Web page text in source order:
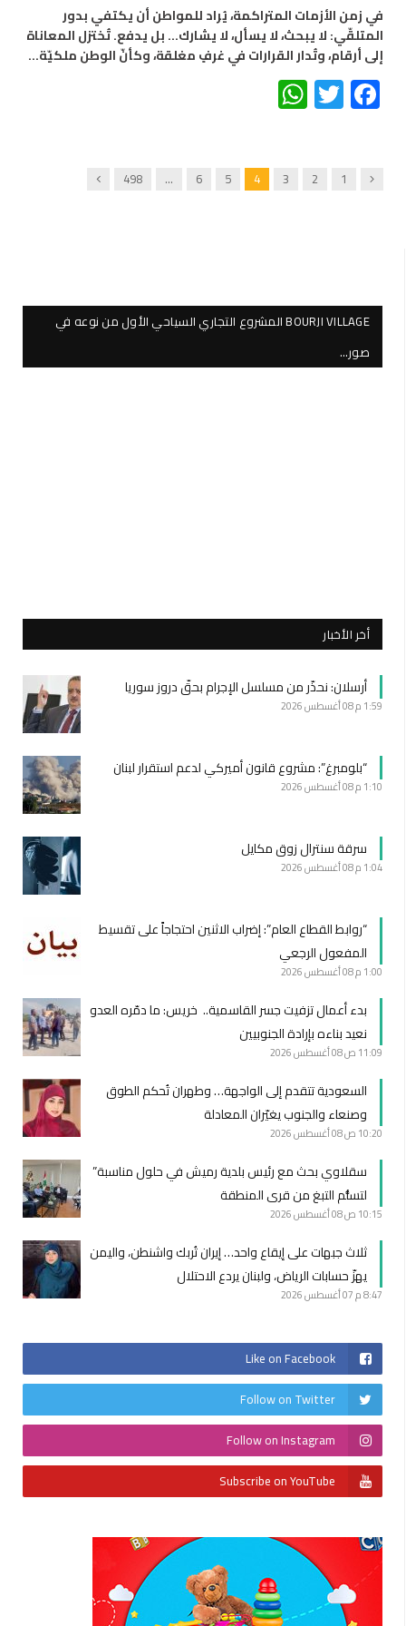
في زمن الأزمات المتراكمة، يُراد للمواطن أن يكتفي بدور
المتلقّي: لا يبحث، لا يسأل، لا يشارك… بل يدفع. تُختزل المعاناة
إلى أرقام، وتُدار القرارات في غرفٍ مغلقة، وكأنّ الوطن ملكيّة…
Facebook
Twitter
Previous
1
2
3
4
5
6
…
498
Next
BOURJI VILLAGE المشروع التجاري السياحي الأول من نوعه في
صور…
أخر الأخبار
أرسلان: نحذّر من مسلسل الإجرام بحقّ دروز سوريا
1:59 م 08 أغسطس 2026
“بلومبرغ”: مشروع قانون أميركي لدعم استقرار لبنان
1:10 م 08 أغسطس 2026
سرقة سنترال زوق مكايل
1:04 م 08 أغسطس 2026
“روابط القطاع العام”: إضراب الاثنين احتجاجاً على تقسيط
المفعول الرجعي
1:00 م 08 أغسطس 2026
بدء أعمال تزفيت جسر القاسمية.. خريس: ما دمّره العدو
نعيد بناءه بإرادة الجنوبيين
11:09 ص 08 أغسطس 2026
السعودية تتقدم إلى الواجهة… وطهران تُحكم الطوق
وصنعاء والجنوب يغيّران المعادلة
10:20 ص 08 أغسطس 2026
سقلاوي بحث مع رئيس بلدية رميش في حلول مناسبة”
لتسلُّم التبغ من قرى المنطقة
10:15 ص 08 أغسطس 2026
ثلاث جبهات على إيقاع واحد… إيران تُربك واشنطن، واليمن
يهزّ حسابات الرياض، ولبنان يردع الاحتلال
8:47 م 07 أغسطس 2026
Like on Facebook
Follow on Twitter
Follow on Instagram
Subscribe on YouTube